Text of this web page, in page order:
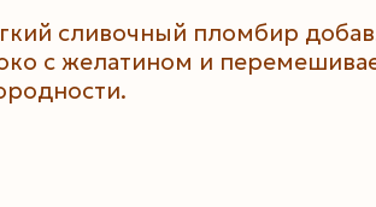
сливочный пломбир
с желатином и